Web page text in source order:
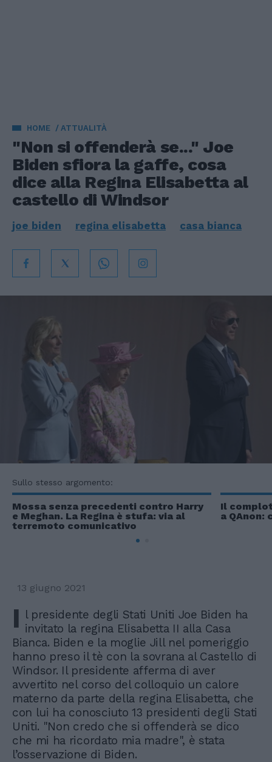
HOME ATTUALITÀ
"Non si offenderà se..." Joe
Biden sfiora la gaffe, cosa
dice alla Regina Elisabetta al
castello di Windsor
joe biden regina elisabetta casa bianca
Sullo stesso argomento:
Mossa senza precedenti contro Harry
e Meghan. La Regina è stufa: via al
terremoto comunicativo
Il
a
13 giugno 2021
I l presidente degli Stati Uniti Joe Biden ha
invitato la regina Elisabetta II alla Casa
Bianca. Biden e la moglie Jill nel pomeriggio
hanno preso il tè con la sovrana al Castello di
Windsor. Il presidente afferma di aver
avvertito nel corso del colloquio un calore
materno da parte della regina Elisabetta, che
con lui ha conosciuto 13 presidenti degli Stati
Uniti. "Non credo che si offenderà se dico
che mi ha ricordato mia madre", è stata
l’osservazione di Biden.